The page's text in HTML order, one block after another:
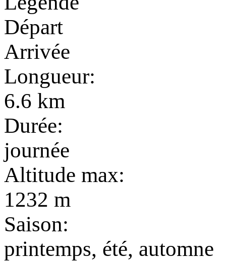
Départ
Arrivée
Longueur:
6.6 km
Durée:
journée
Altitude max:
1232 m
Saison:
printemps, été, automne